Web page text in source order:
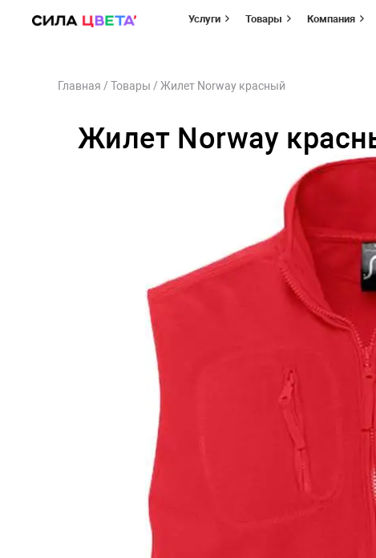
Услуги Товары Компания
Главная / Товары / Жилет Norway красный
Жилет Norway